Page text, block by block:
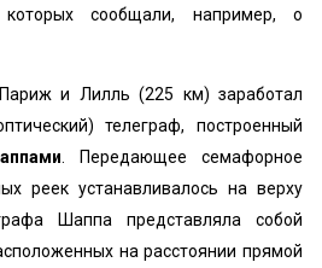
сообщали, например, о
и Лилль (225 км) заработал
телеграф, построенный
. Передающее семафорное
реек устанавливалось на верху
Шаппа представляла собой
на расстоянии прямой